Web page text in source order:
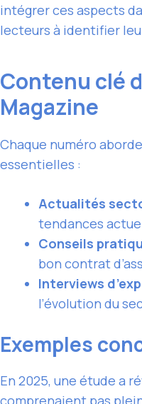
intégrer ces aspects
lecteurs à identifier
Contenu clé
Magazine
Chaque numéro
essentielles :
Actualités
tendances
Conseils
bon contrat
Interviews
l’évolution du
Exemples
En 2025, une étude a
comprenaient pas